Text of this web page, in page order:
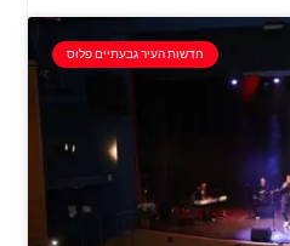
חדשות העיר גבעתיים פלוס